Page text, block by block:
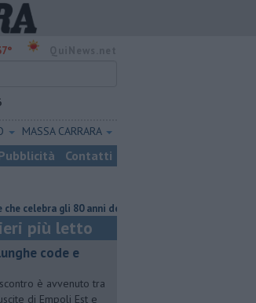
MASSA CARRARA
Contatti
gli 80 anni della Repubblica
più letto
code e
è avvenuto tra
di Empoli Est e